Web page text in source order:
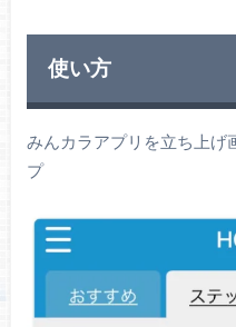
使い方
みんカラアプリを立ち上げ
プ